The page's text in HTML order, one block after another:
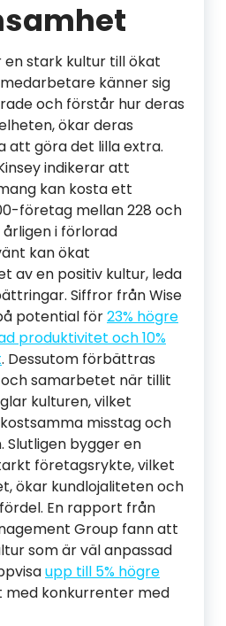
stark kultur till ökat
känner sig
och förstår hur deras
ökar deras
att göra det lilla extra.
indikerar att
kan kosta ett
företag mellan 228 och
i förlorad
kan ökat
av en positiv kultur, leda
Siffror från Wise
potential för23% högre
produktivitet och 10%
. Dessutom förbättras
samarbetet när tillit
kulturen, vilket
misstag och
bygger en
företagsrykte, vilket
ökar kundlojaliteten och
En rapport från
Group fann att
som är väl anpassad
upp till 5% högre
med konkurrenter med